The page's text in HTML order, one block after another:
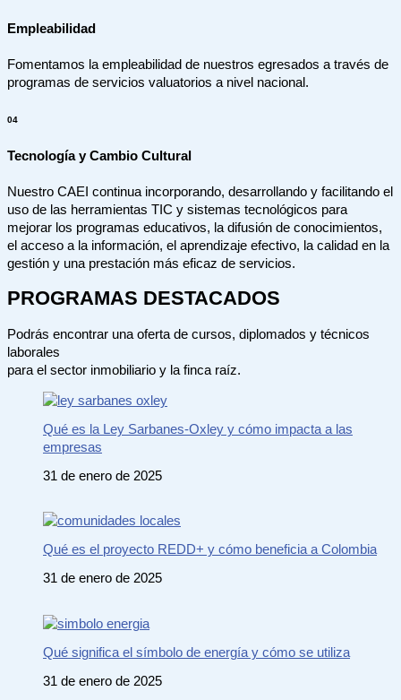
Empleabilidad
Fomentamos la empleabilidad de nuestros egresados a través de
programas de servicios valuatorios a nivel nacional.
04
Tecnología y Cambio Cultural
Nuestro CAEI continua incorporando, desarrollando y facilitando el
uso de las herramientas TIC y sistemas tecnológicos para
mejorar los programas educativos, la difusión de conocimientos,
el acceso a la información, el aprendizaje efectivo, la calidad en la
gestión y una prestación más eficaz de servicios.
PROGRAMAS DESTACADOS
Podrás encontrar una oferta de cursos, diplomados y técnicos
laborales
para el sector inmobiliario y la finca raíz.
Qué es la Ley Sarbanes-Oxley y cómo impacta a las
empresas
31 de enero de 2025
Qué es el proyecto REDD+ y cómo beneficia a Colombia
31 de enero de 2025
Qué significa el símbolo de energía y cómo se utiliza
31 de enero de 2025